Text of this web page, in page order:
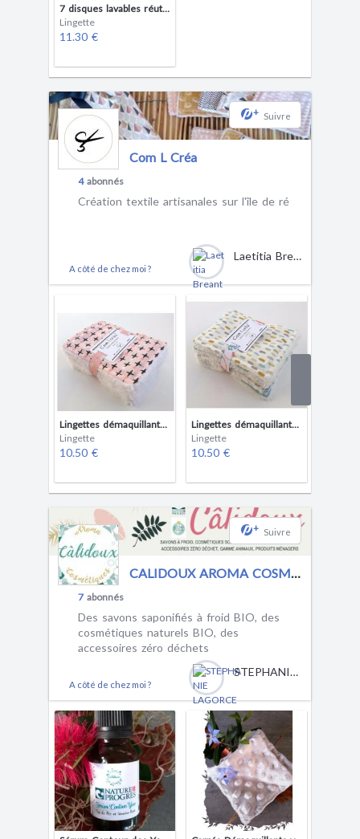
7 disques lavables réutilisables
Lingette
11.30 €
+ Suivre
Com L Créa
4abonnés
Création textile artisanales sur l'île de ré
A côté de chez moi ?
Laetitia Breant
Lingettes démaquillantes petit format x6
Lingette
10.50 €
Lingettes démaquillantes petit format x 6
Lingette
10.50 €
+ Suivre
CALIDOUX AROMA COSMETIQUES
7 abonnés
Des savons saponifiés à froid BIO, des
cosmétiques naturels BIO, des
accessoires zéro déchets
A côté de chez moi ?
STEPHANIE LAGORCE